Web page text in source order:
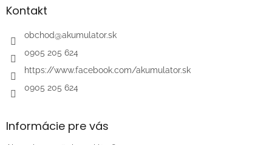
äKontakt
obchod@akumulator.sk
0905 205 624
https://www.facebook.com/akumulator.sk
0905 205 624
Informácie pre vás